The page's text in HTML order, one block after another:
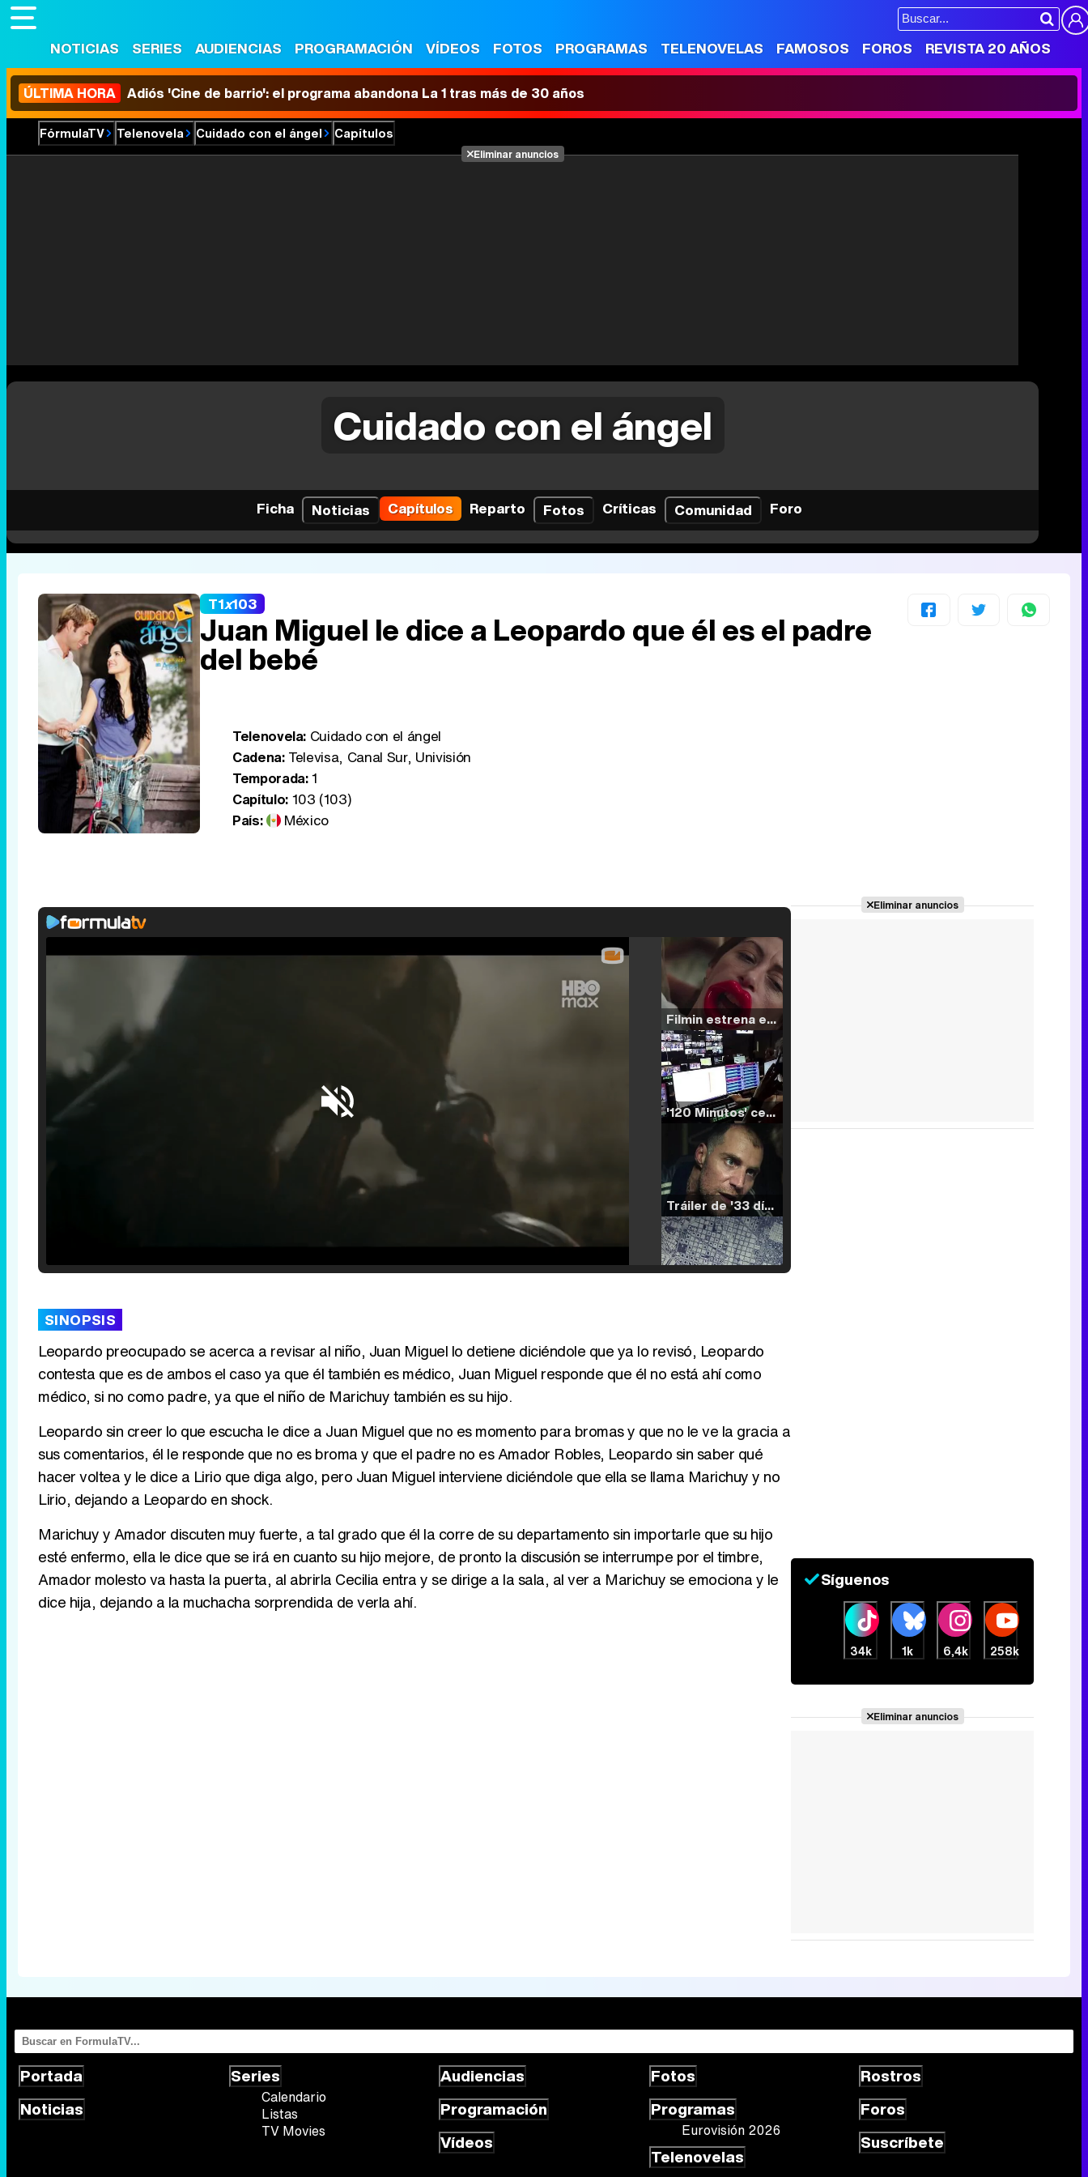
NOTICIAS SERIES AUDIENCIAS PROGRAMACIÓN VÍDEOS FOTOS PROGRAMAS TELENOVELAS FAMOSOS FOROS REVISTA 20 AÑOS
ÚLTIMA HORA Adiós 'Cine de barrio': el programa abandona La 1 tras más de 30 años
FórmulaTV Telenovela Cuidado con el ángel Capítulos
Eliminar anuncios
Cuidado con el ángel
Ficha Noticias Capítulos Reparto Fotos Críticas Comunidad Foro
T1x103
Juan Miguel le dice a Leopardo que él es el padre
del bebé
Telenovela: Cuidado con el ángel
Cadena:Televisa, Canal Sur, Univisión
Temporada:1
Capítulo:103 (103)
País:
México
Filmin estrena el tráiler de 'Millennial Mal', su nueva comedia universitaria de la mano de Lorena Iglesias
'120 Minutos' celebra sus 2.000 programas en Telemadrid con un vídeo del día a día en la redacción
Tráiler de '33 días', la nueva serie de Atresplayer con Julián Villagrán y José Manuel Poga
Canción ganadora de Eurovisión 2026: DARA con "Bangaranga" por Bulgaria
SINOPSIS
Leopardo preocupado se acerca a revisar al niño, Juan Miguel lo detiene diciéndole que ya lo revisó, Leopardo
contesta que es de ambos el caso ya que él también es médico, Juan Miguel responde que él no está ahí como
médico, si no como padre, ya que el niño de Marichuy también es su hijo.
Leopardo sin creer lo que escucha le dice a Juan Miguel que no es momento para bromas y que no le ve la gracia a
sus comentarios, él le responde que no es broma y que el padre no es Amador Robles, Leopardo sin saber qué
hacer voltea y le dice a Lirio que diga algo, pero Juan Miguel interviene diciéndole que ella se llama Marichuy y no
Lirio, dejando a Leopardo en shock.
Marichuy y Amador discuten muy fuerte, a tal grado que él la corre de su departamento sin importarle que su hijo
esté enfermo, ella le dice que se irá en cuanto su hijo mejore, de pronto la discusión se interrumpe por el timbre,
Amador molesto va hasta la puerta, al abrirla Cecilia entra y se dirige a la sala, al ver a Marichuy se emociona y le
dice hija, dejando a la muchacha sorprendida de verla ahí.
Eliminar anuncios
Síguenos
34k 1k 6,4k 258k
Eliminar anuncios
Portada
Noticias
Series
Calendario
Listas
TV Movies
Audiencias
Programación
Vídeos
Fotos
Programas
Eurovisión 2026
Telenovelas
Rostros
Foros
Suscríbete